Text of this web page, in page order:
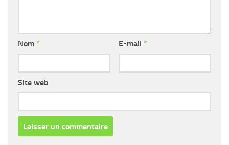
Nom * E-mail *
Site web